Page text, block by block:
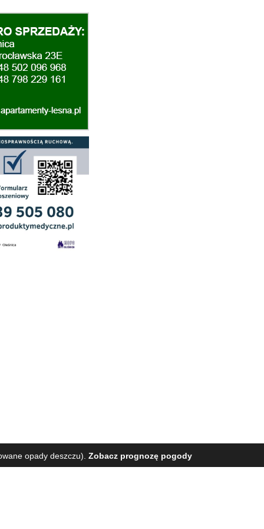
opady deszczu). Zobacz prognozę pogody